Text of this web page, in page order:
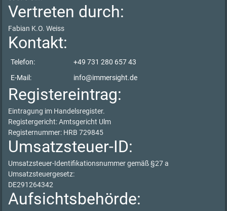
Vertreten durch:
Fabian K.O. Weiss
Kontakt:
Telefon:
+49 731 280 657 43
E-Mail:
info@immersight.de
Registereintrag:
Eintragung im Handelsregister.
Registergericht: Amtsgericht Ulm
Registernummer: HRB 729845
Umsatzsteuer-ID:
Umsatzsteuer-Identifikationsnummer gemäß §27 a
Umsatzsteuergesetz:
DE291264342
Aufsichtsbehörde: